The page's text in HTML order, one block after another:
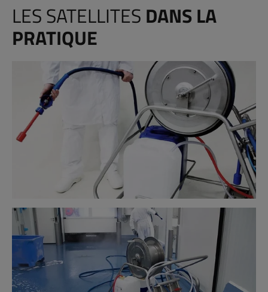
LES SATELLITES DANS LA
PRATIQUE